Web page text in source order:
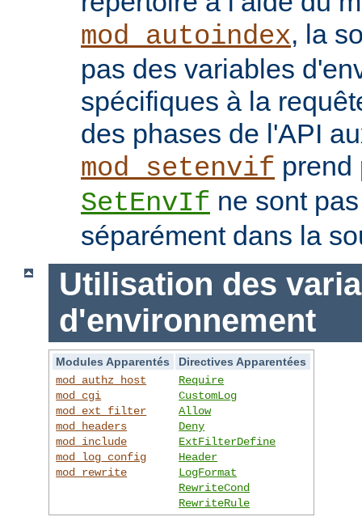
mod_autoindex, la
pas des variables
spécifiques à la
des phases de l'API
mod_setenvif prend
SetEnvIf ne sont
séparément dans la
Utilisation des
d'environnement
Modules Apparentés
Directives Apparentées
mod_authz_host
mod_cgi
mod_ext_filter
mod_headers
mod_include
mod_log_config
mod_rewrite
Require
CustomLog
Allow
Deny
ExtFilterDefine
Header
LogFormat
RewriteCond
RewriteRule